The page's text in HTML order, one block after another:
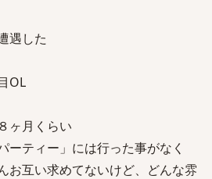
遇した
OL
ヶ月くらい
ーティー」には行った事がなく
お互い求めてないけど、どんな雰